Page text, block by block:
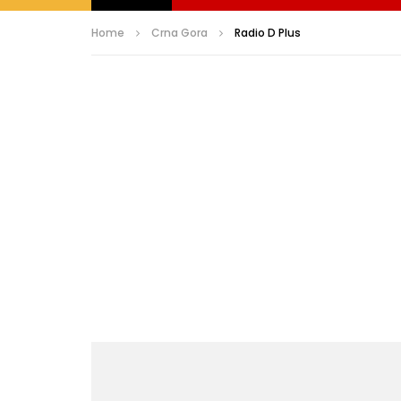
Home Crna Gora Radio D Plus